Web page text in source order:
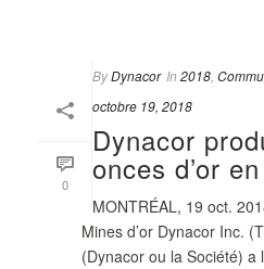
0
ByDynacor In 2018
octobre 19, 2018
Dynacor
onces d’or
MONTRÉAL, 19 oct.
Mines d’or Dynacor Inc.
(Dynacor ou la Société) a